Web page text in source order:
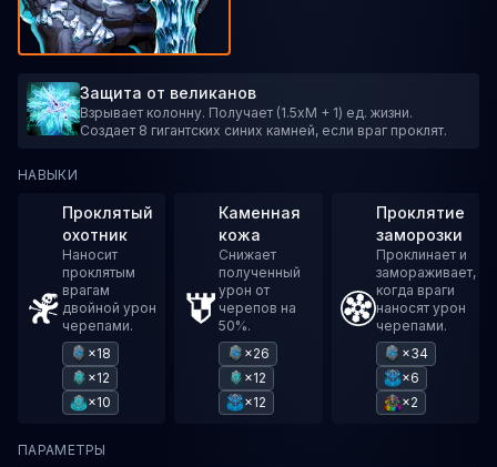
Защита от великанов
Взрывает колонну. Получает (1.5xM + 1) ед. жизни.
Создает 8 гигантских синих камней, если враг проклят.
НАВЫКИ
Проклятый
охотник
Наносит
проклятым
врагам
двойной урон
черепами.
×18
×12
×10
Каменная
кожа
Снижает
полученный
урон от
черепов на
50%.
×26
×12
×12
Проклятие
заморозки
Проклинает и
замораживает,
когда враги
наносят урон
черепами.
×34
×6
×2
ПАРАМЕТРЫ